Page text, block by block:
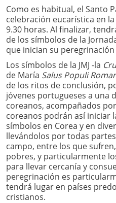
Como es habitual, el Santo
celebración eucarística en
9.30 horas. Al finalizar,
de los símbolos de la
que inician su peregrinación
Los símbolos de la JMJ -la
de María Salus Populi
de los ritos de conclusión,
jóvenes portugueses a una
coreanos, acompañados
coreanos podrán así iniciar
símbolos en Corea y en
llevándolos por todas
campo, entre los que
pobres, y particularmente
para llevar cercanía y
peregrinación es
tendrá lugar en países
cristianos.